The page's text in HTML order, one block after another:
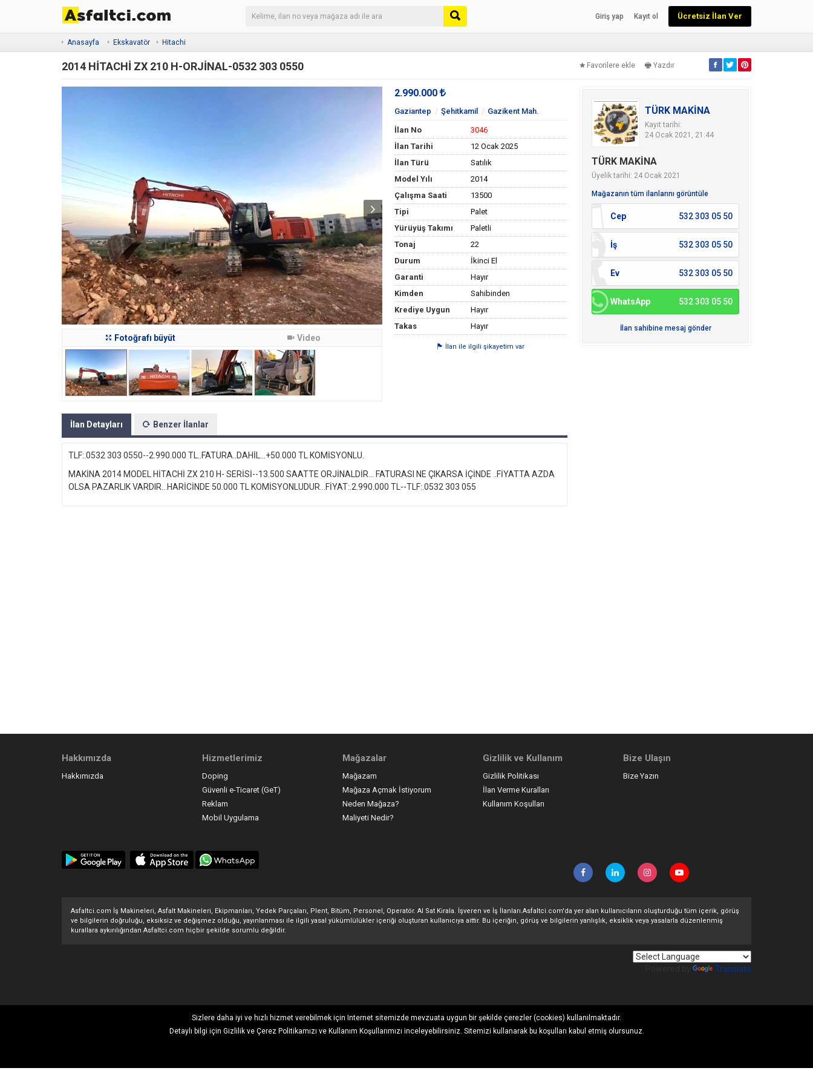
Giriş yap Kayıt ol Ücretsiz İlan Ver
Anasayfa Ekskavatör Hitachi
2014 HİTACHİ ZX 210 H-ORJİNAL-0532 303 0550 Favorilere ekle Yazdır
Fotoğrafı büyüt Video
2.990.000
Gaziantep Şehitkamil Gazikent Mah.
İlan No
3046
İlan Tarihi
12 Ocak 2025
İlan Türü
Satılık
Model Yılı
2014
Çalışma Saati
13500
Tipi
Palet
Yürüyüş Takımı
Paletli
Tonaj
22
Durum
İkinci El
Garanti
Hayır
Kimden
Sahibinden
Krediye Uygun
Hayır
Takas
Hayır
İlan ile ilgili şikayetim var
İlan Detayları Benzer İlanlar
TLF:.0532 303 0550--2.990.000 TL..FATURA..DAHİL...+50.000 TL KOMİSYONLU.
MAKİNA 2014 MODEL HİTACHİ ZX 210 H- SERİSİ--13.500 SAATTE ORJİNALDİR... FATURASI NE ÇIKARSA İÇİNDE ..FİYATTA AZDA
OLSA PAZARLIK VARDIR...HARİCİNDE 50.000 TL KOMİSYONLUDUR...FİYAT:.2.990.000 TL--TLF:.0532 303 055
TÜRK MAKİNA
Kayıt tarihi:
24 Ocak 2021, 21:44
TÜRK MAKİNA
Üyelik tarihi: 24 Ocak 2021
Mağazanın tüm ilanlarını görüntüle
Cep 532 303 05 50
İş 532 303 05 50
Ev 532 303 05 50
WhatsApp 532 303 05 50
İlan sahibine mesaj gönder
Hakkımızda
Hakkımızda
Hizmetlerimiz
Doping
Güvenli e-Ticaret (GeT)
Reklam
Mobil Uygulama
Mağazalar
Mağazam
Mağaza Açmak İstiyorum
Neden Mağaza?
Maliyeti Nedir?
Gizlilik ve Kullanım
Gizlilik Politikası
İlan Verme Kuralları
Kullanım Koşulları
Bize Ulaşın
Bize Yazın
Asfaltci.com İş Makineleri, Asfalt Makineleri, Ekipmanları, Yedek Parçaları, Plent, Bitüm, Personel, Operatör. Al Sat Kirala. İşveren ve İş İlanları.Asfaltci.com'da yer alan kullanıcıların oluşturduğu tüm içerik, görüş
ve bilgilerin doğruluğu, eksiksiz ve değişmez olduğu, yayınlanması ile ilgili yasal yükümlülükler içeriği oluşturan kullanıcıya aittir. Bu içeriğin, görüş ve bilgilerin yanlışlık, eksiklik veya yasalarla düzenlenmiş
kurallara aykırılığından Asfaltci.com hiçbir şekilde sorumlu değildir.
Translate
Sizlere daha iyi ve hızlı hizmet verebilmek için Internet sitemizde mevzuata uygun bir şekilde çerezler (cookies) kullanılmaktadır.
Detaylı bilgi için Gizlilik ve Çerez Politikamızı ve Kullanım Koşullarımızı inceleyebilirsiniz. Sitemizi kullanarak bu koşulları kabul etmiş olursunuz.